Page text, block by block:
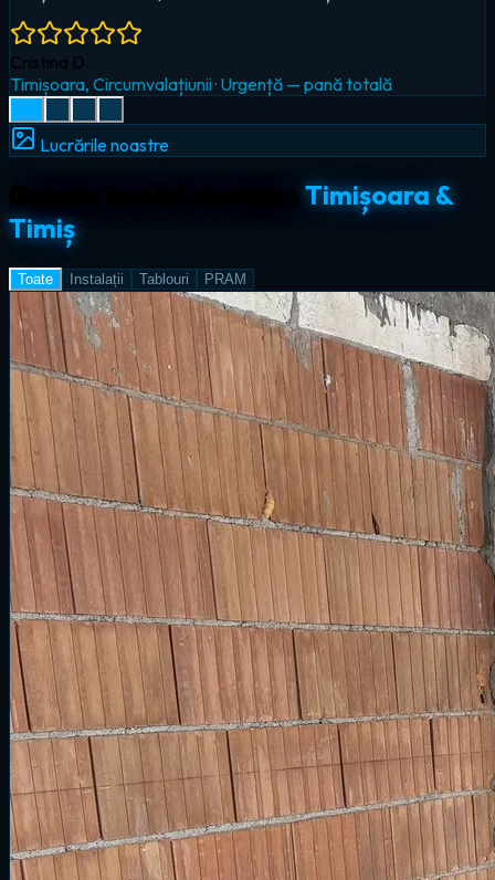
Radu I.
Giroc·Iluminat LED & smart home
Lucrările noastre
Timișoara &
Timiș
Toate Instalații Tablouri PRAM